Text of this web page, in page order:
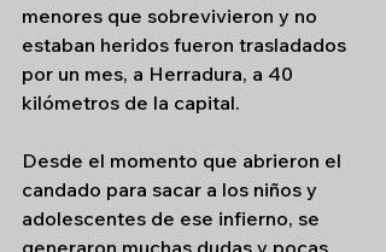
menores que sobrevivieron y no
estaban heridos fueron trasladados
por un mes, a Herradura, a 40
kilómetros de la capital.
Desde el momento que abrieron el
candado para sacar a los niños y
adolescentes de ese infierno, se
generaron muchas dudas y pocas